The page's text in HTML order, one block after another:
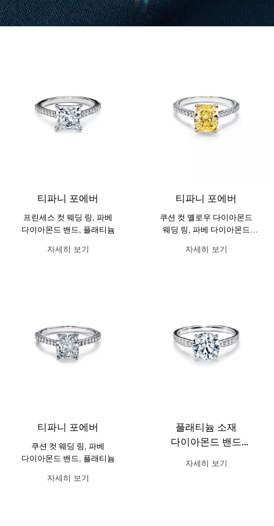
티파니 포에버
프린세스 컷 웨딩 링, 파베
다이아몬드 밴드, 플래티늄
자세히 보기
티파니 포에버
쿠션 컷 옐로우 다이아몬드
웨딩 링, 파베 다이아몬드
자세히 보기
티파니 포에버
쿠션 컷 웨딩 링, 파베
다이아몬드 밴드, 플래티늄
자세히 보기
플래티늄 소재
다이아몬드 밴드
디자인의 티파니 하모니®
라운드 브릴리언트 웨딩
자세히 보기